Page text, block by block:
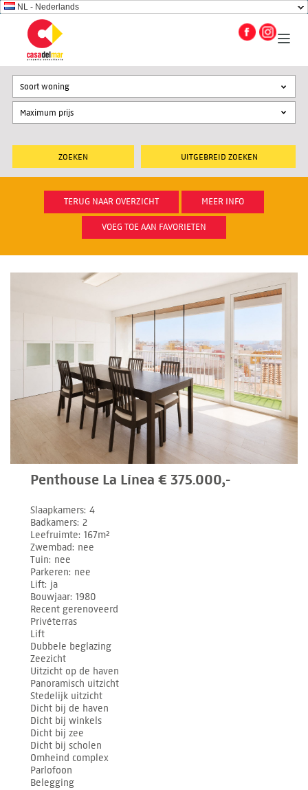
NL - Nederlands
UITGEBREID ZOEKEN
Soort woning
TERUG NAAR OVERZICHT MEER INFO
VOEG TOE AAN FAVORIETEN
Penthouse La Línea € 375.000,-
Slaapkamers 4
Badkamers 2
Leefruimte 167m²
Zwembad nee
Tuin nee
Parkeren nee
Lift ja
Bouwjaar 1980
Recent gerenoveerd
Privéterras
Lift
Dubbele beglazing
Zeezicht
Uitzicht op de haven
Panoramisch uitzicht
Stedelijk uitzicht
Dicht bij de haven
Dicht bij winkels
Dicht bij zee
Dicht bij scholen
Omheind complex
Parlofoon
Belegging